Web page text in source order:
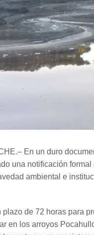
En un duro
una notificación
ambiental e
plazo de 72 horas para
en los arroyos